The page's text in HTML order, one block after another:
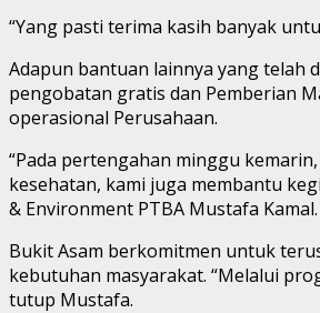
“Yang pasti terima kasih banyak
Adapun bantuan lainnya yang telah
pengobatan gratis dan Pemberian
operasional Perusahaan.
“Pada pertengahan minggu
kesehatan, kami juga membantu
& Environment PTBA Mustafa Kamal.
Bukit Asam berkomitmen untuk
kebutuhan masyarakat. “Melalui
tutup Mustafa.